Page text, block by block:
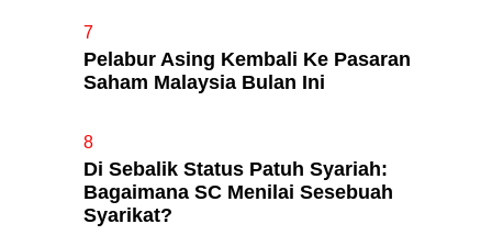
7
Pelabur Asing Kembali Ke Pasaran
Saham Malaysia Bulan Ini
8
Di Sebalik Status Patuh Syariah:
Bagaimana SC Menilai Sesebuah
Syarikat?